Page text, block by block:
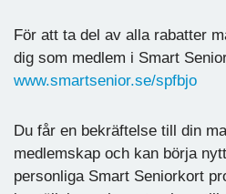
För att ta del av alla rabatter
dig som medlem i Smart
www.smartsenior.se/spfbjo
Du får en bekräftelse till din
medlemskap och kan börja
personliga Smart Seniorkort